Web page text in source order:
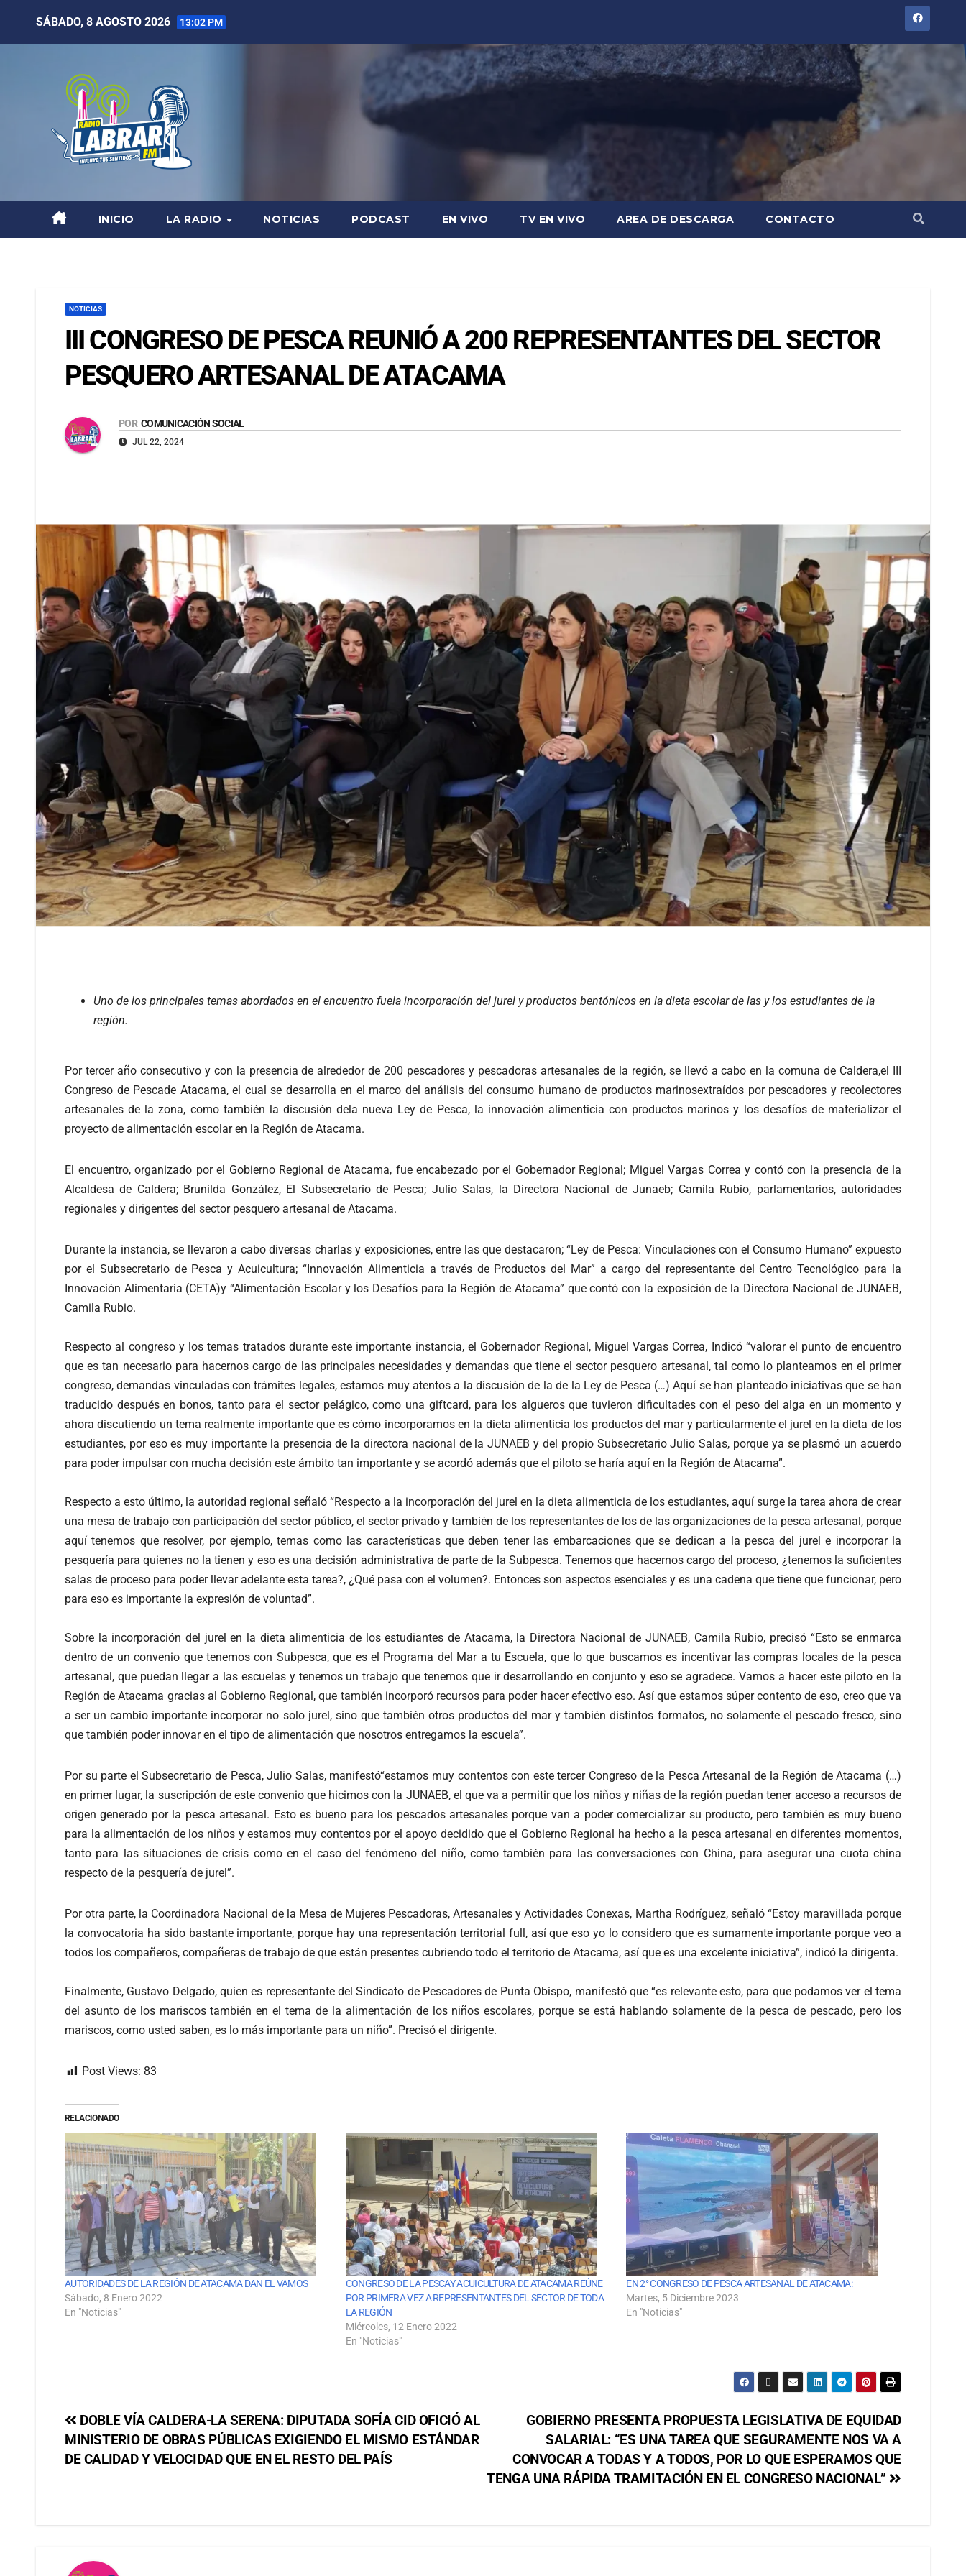
SÁBADO, 8 AGOSTO 2026 13:02 PM
INICIO LA RADIO NOTICIAS PODCAST EN VIVO TV EN VIVO AREA DE DESCARGA CONTACTO
NOTICIAS
III CONGRESO DE PESCA REUNIÓ A 200 REPRESENTANTES DEL SECTOR
PESQUERO ARTESANAL DE ATACAMA
POR COMUNICACIÓN SOCIAL
JUL 22, 2024
Uno de los principales temas abordados en el encuentro fuela incorporación del jurel y productos bentónicos en la dieta escolar de las y los estudiantes de la
región.
Por tercer año consecutivo y con la presencia de alrededor de 200 pescadores y pescadoras artesanales de la región, se llevó a cabo en la comuna de Caldera,el III
Congreso de Pescade Atacama, el cual se desarrolla en el marco del análisis del consumo humano de productos marinosextraídos por pescadores y recolectores
artesanales de la zona, como también la discusión dela nueva Ley de Pesca, la innovación alimenticia con productos marinos y los desafíos de materializar el
proyecto de alimentación escolar en la Región de Atacama.
El encuentro, organizado por el Gobierno Regional de Atacama, fue encabezado por el Gobernador Regional; Miguel Vargas Correa y contó con la presencia de la
Alcaldesa de Caldera; Brunilda González, El Subsecretario de Pesca; Julio Salas, la Directora Nacional de Junaeb; Camila Rubio, parlamentarios, autoridades
regionales y dirigentes del sector pesquero artesanal de Atacama.
Durante la instancia, se llevaron a cabo diversas charlas y exposiciones, entre las que destacaron; “Ley de Pesca: Vinculaciones con el Consumo Humano” expuesto
por el Subsecretario de Pesca y Acuicultura; “Innovación Alimenticia a través de Productos del Mar” a cargo del representante del Centro Tecnológico para la
Innovación Alimentaria (CETA)y “Alimentación Escolar y los Desafíos para la Región de Atacama” que contó con la exposición de la Directora Nacional de JUNAEB,
Camila Rubio.
Respecto al congreso y los temas tratados durante este importante instancia, el Gobernador Regional, Miguel Vargas Correa, Indicó “valorar el punto de encuentro
que es tan necesario para hacernos cargo de las principales necesidades y demandas que tiene el sector pesquero artesanal, tal como lo planteamos en el primer
congreso, demandas vinculadas con trámites legales, estamos muy atentos a la discusión de la de la Ley de Pesca (…) Aquí se han planteado iniciativas que se han
traducido después en bonos, tanto para el sector pelágico, como una giftcard, para los algueros que tuvieron dificultades con el peso del alga en un momento y
ahora discutiendo un tema realmente importante que es cómo incorporamos en la dieta alimenticia los productos del mar y particularmente el jurel en la dieta de los
estudiantes, por eso es muy importante la presencia de la directora nacional de la JUNAEB y del propio Subsecretario Julio Salas, porque ya se plasmó un acuerdo
para poder impulsar con mucha decisión este ámbito tan importante y se acordó además que el piloto se haría aquí en la Región de Atacama”.
Respecto a esto último, la autoridad regional señaló “Respecto a la incorporación del jurel en la dieta alimenticia de los estudiantes, aquí surge la tarea ahora de crear
una mesa de trabajo con participación del sector público, el sector privado y también de los representantes de los de las organizaciones de la pesca artesanal, porque
aquí tenemos que resolver, por ejemplo, temas como las características que deben tener las embarcaciones que se dedican a la pesca del jurel e incorporar la
pesquería para quienes no la tienen y eso es una decisión administrativa de parte de la Subpesca. Tenemos que hacernos cargo del proceso, ¿tenemos la suficientes
salas de proceso para poder llevar adelante esta tarea?, ¿Qué pasa con el volumen?. Entonces son aspectos esenciales y es una cadena que tiene que funcionar, pero
para eso es importante la expresión de voluntad”.
Sobre la incorporación del jurel en la dieta alimenticia de los estudiantes de Atacama, la Directora Nacional de JUNAEB, Camila Rubio, precisó “Esto se enmarca
dentro de un convenio que tenemos con Subpesca, que es el Programa del Mar a tu Escuela, que lo que buscamos es incentivar las compras locales de la pesca
artesanal, que puedan llegar a las escuelas y tenemos un trabajo que tenemos que ir desarrollando en conjunto y eso se agradece. Vamos a hacer este piloto en la
Región de Atacama gracias al Gobierno Regional, que también incorporó recursos para poder hacer efectivo eso. Así que estamos súper contento de eso, creo que va
a ser un cambio importante incorporar no solo jurel, sino que también otros productos del mar y también distintos formatos, no solamente el pescado fresco, sino
que también poder innovar en el tipo de alimentación que nosotros entregamos la escuela”.
Por su parte el Subsecretario de Pesca, Julio Salas, manifestó“estamos muy contentos con este tercer Congreso de la Pesca Artesanal de la Región de Atacama (…)
en primer lugar, la suscripción de este convenio que hicimos con la JUNAEB, el que va a permitir que los niños y niñas de la región puedan tener acceso a recursos de
origen generado por la pesca artesanal. Esto es bueno para los pescados artesanales porque van a poder comercializar su producto, pero también es muy bueno
para la alimentación de los niños y estamos muy contentos por el apoyo decidido que el Gobierno Regional ha hecho a la pesca artesanal en diferentes momentos,
tanto para las situaciones de crisis como en el caso del fenómeno del niño, como también para las conversaciones con China, para asegurar una cuota china
respecto de la pesquería de jurel”.
Por otra parte, la Coordinadora Nacional de la Mesa de Mujeres Pescadoras, Artesanales y Actividades Conexas, Martha Rodríguez, señaló “Estoy maravillada porque
la convocatoria ha sido bastante importante, porque hay una representación territorial full, así que eso yo lo considero que es sumamente importante porque veo a
todos los compañeros, compañeras de trabajo de que están presentes cubriendo todo el territorio de Atacama, así que es una excelente iniciativa”, indicó la dirigenta.
Finalmente, Gustavo Delgado, quien es representante del Sindicato de Pescadores de Punta Obispo, manifestó que “es relevante esto, para que podamos ver el tema
del asunto de los mariscos también en el tema de la alimentación de los niños escolares, porque se está hablando solamente de la pesca de pescado, pero los
mariscos, como usted saben, es lo más importante para un niño”. Precisó el dirigente.
Post Views: 83
RELACIONADO
AUTORIDADES DE LA REGIÓN DE ATACAMA DAN EL VAMOS
Sábado, 8 Enero 2022
En "Noticias"
CONGRESO DE LA PESCAY ACUICULTURA DE ATACAMA REÚNE
POR PRIMERA VEZ A REPRESENTANTES DEL SECTOR DE TODA
LA REGIÓN
Miércoles, 12 Enero 2022
En "Noticias"
EN 2° CONGRESO DE PESCA ARTESANAL DE ATACAMA:
Martes, 5 Diciembre 2023
En "Noticias"
GOBIERNO PRESENTA PROPUESTA LEGISLATIVA DE EQUIDAD
SALARIAL: “ES UNA TAREA QUE SEGURAMENTE NOS VA A
CONVOCAR A TODAS Y A TODOS, POR LO QUE ESPERAMOS QUE
TENGA UNA RÁPIDA TRAMITACIÓN EN EL CONGRESO NACIONAL”
DOBLE VÍA CALDERA-LA SERENA: DIPUTADA SOFÍA CID OFICIÓ AL
MINISTERIO DE OBRAS PÚBLICAS EXIGIENDO EL MISMO ESTÁNDAR
DE CALIDAD Y VELOCIDAD QUE EN EL RESTO DEL PAÍS